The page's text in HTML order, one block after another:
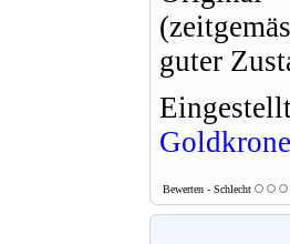
guter
Goldkrone
Bewerten - Schlecht